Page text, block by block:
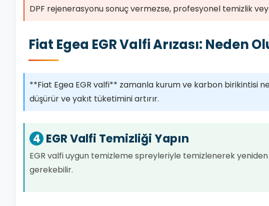
DPF rejenerasyonu sonuç vermezse, profesyonel temizlik
Fiat Egea EGR Valfi Arızası: Neden
**Fiat Egea EGR valfi** zamanla kurum ve karbon birikintisi
düşürür ve yakıt tüketimini artırır.
4 EGR Valfi Temizliği Yapın
EGR valfi uygun temizleme spreyleriyle temizlenerek
gerekebilir.